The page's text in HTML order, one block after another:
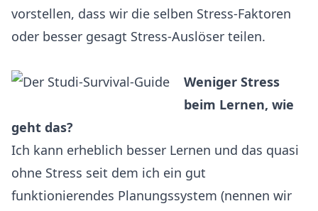
vorstellen, dass wir die selben Stress-Faktoren
oder besser gesagt Stress-Auslöser teilen.
Weniger Stress
beim Lernen, wie
geht das?
Ich kann erheblich besser Lernen und das quasi
ohne Stress seit dem ich ein gut
funktionierendes Planungssystem (nennen wir